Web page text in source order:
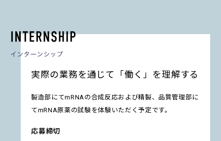
実際の業務を通じて「働く」を理解する
製造部にてmRNAの合成反応および精製、品質管理部に
てmRNA原薬の試験を体験いただく予定です。
応募締切